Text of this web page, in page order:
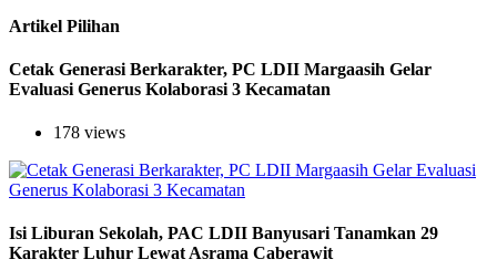
Artikel Pilihan
Cetak Generasi Berkarakter, PC LDII Margaasih Gelar
Evaluasi Generus Kolaborasi 3 Kecamatan
178 views
Isi Liburan Sekolah, PAC LDII Banyusari Tanamkan 29
Karakter Luhur Lewat Asrama Caberawit